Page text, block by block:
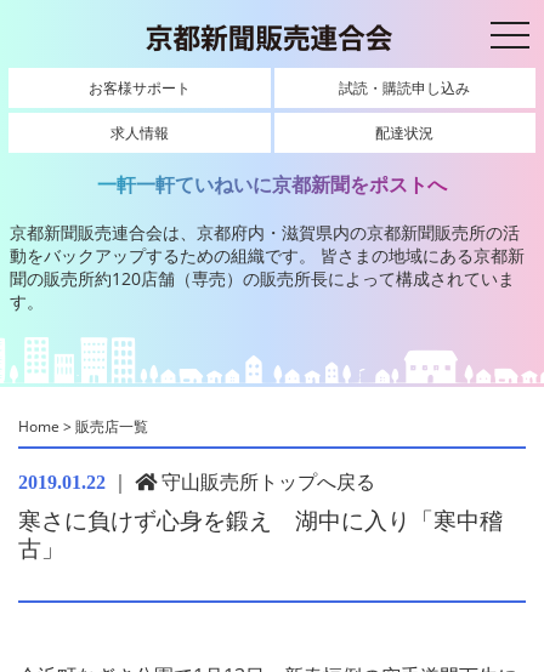
お客様サポート 試読・購読申し込み
求人情報 配達状況
一軒一軒ていねいに京都新聞をポストへ
京都新聞販売連合会は、京都府内・滋賀県内の京都新聞販売所の活
動をバックアップするための組織です。 皆さまの地域にある京都新
聞の販売所約120店舗（専売）の販売所長によって構成されていま
す。
Home >販売店一覧
2019.01.22 ｜ 守山販売所トップへ戻る
寒さに負けず心身を鍛え 湖中に入り「寒中稽
古」